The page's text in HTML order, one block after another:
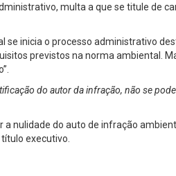
multa a que se titule de
se inicia o processo administrativo
previstos na norma ambiental.
do autor da infração, não se
nulidade do auto de infração
executivo.